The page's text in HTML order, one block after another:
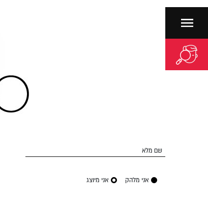
שם מלא
אני מלהק אני מיוצג